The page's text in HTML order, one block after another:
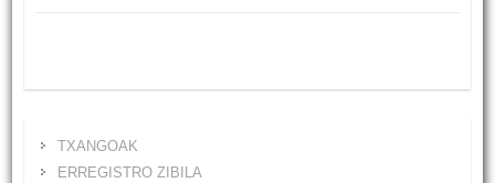
TXANGOAK
ERREGISTRO ZIBILA